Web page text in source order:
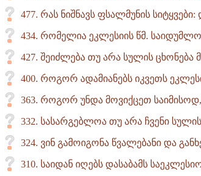
477. რას ნიშნავს ფსალმუნის
434. რომელია ეკლესიის წმ.
427. შეიძლება თუ არა სულის
400. როგორ ადამიანებს იკვეთს
363. როგორ უნდა მოვიქცეთ
332. სასარგებლოა თუ არა ჩვენი
324. ვინ გამოიგონა წვალებანი და
310. საიდან იღებს დასაბამს